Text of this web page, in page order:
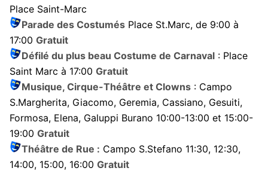
Place Saint-Marc
Parade des CostumésPlace St.Marc, de 9:00 à
17:00 Gratuit
Défilé du plus beau Costume de Carnaval: Place
Saint Marc à 17:00 Gratuit
Musique, Cirque-Théâtre et Clowns: Campo
S.Margherita, Giacomo, Geremia, Cassiano, Gesuiti,
Formosa, Elena, Galuppi Burano 10:00-13:00 et 15:00-
19:00 Gratuit
Théâtre de Rue : Campo S.Stefano 11:30, 12:30,
14:00, 15:00, 16:00 Gratuit